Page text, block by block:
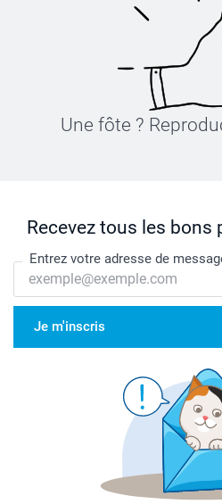
Une fôte ?
Recevez tous les bons
Entrez votre adresse de
Je m'inscris